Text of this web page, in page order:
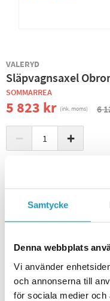
Samtycke
Denna webbplats
Vi använder
och annonserna till
för sociala medier
VALERYD
Släpvagnsaxel
SOMMARREA
5 823 kr (ink. moms) 6
− +
ONLINELAGER
Skickas inom 4-6
Lägsta pris de senaste
Leverans- &